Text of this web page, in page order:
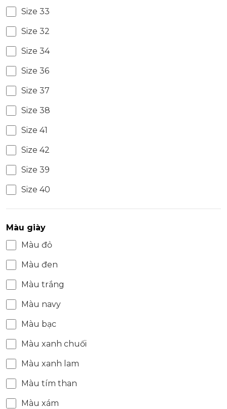
Size 33
Size 32
Size 34
Size 36
Size 37
Size 38
Size 41
Size 42
Size 39
Size 40
Màu giày
Màu đỏ
Màu đen
Màu trắng
Màu navy
Màu bạc
Màu xanh chuối
Màu xanh lam
Màu tím than
Màu xám